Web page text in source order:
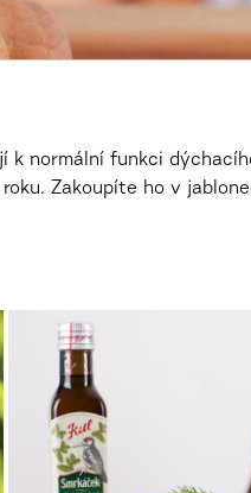
k normální funkci
Zakoupíte ho v